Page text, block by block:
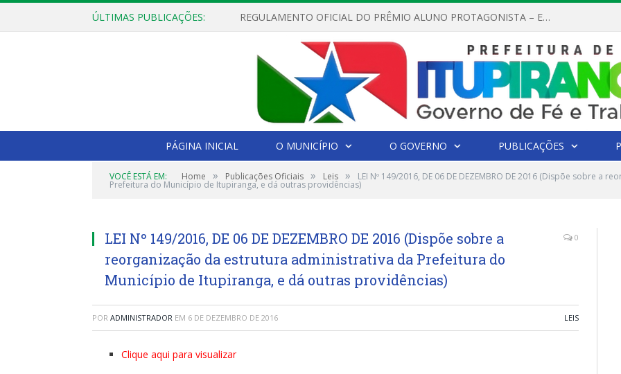
ÚLTIMAS PUBLICAÇÕES: REGULAMENTO OFICIAL DO PRÊMIO ALUNO PROTAGONISTA – EDIÇÃO 2026
PÁGINA INICIAL O MUNICÍPIO O GOVERNO PUBLICAÇÕES
VOCÊ ESTÁ EM: Home » Publicações Oficiais » Leis » LEI Nº 149/2016, DE 06 DE DEZEMBRO DE 2016 (Dispõe sobre a
Prefeitura do Município de Itupiranga, e dá outras providências)
LEI Nº 149/2016, DE 06 DE DEZEMBRO DE 2016 (Dispõe sobre a
reorganização da estrutura administrativa da Prefeitura do
Município de Itupiranga, e dá outras providências)
0
POR ADMINISTRADOR EM 6 DE DEZEMBRO DE 2016 LEIS
Clique aqui para visualizar